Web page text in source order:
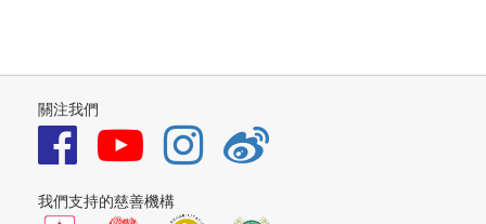
關注我們
我們支持的慈善機構